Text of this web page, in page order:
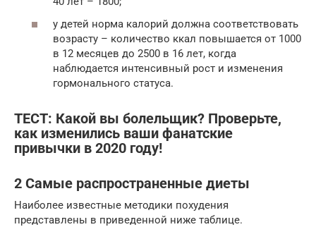
у детей норма калорий должна соответствовать
возрасту – количество ккал повышается от 1000
в 12 месяцев до 2500 в 16 лет, когда
наблюдается интенсивный рост и изменения
гормонального статуса.
ТЕСТ: Какой вы болельщик? Проверьте,
как изменились ваши фанатские
привычки в 2020 году!
2 Самые распространенные диеты
Наиболее известные методики похудения
представлены в приведенной ниже таблице.